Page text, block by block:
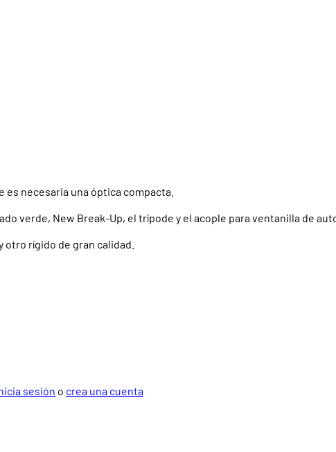
es necesaria una óptica compacta.
verde, New Break-Up, el trípode y el acople para ventanilla de
rígido de gran calidad.
sesión o crea una cuenta